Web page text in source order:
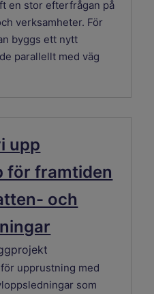
en stor efterfrågan på
verksamheter. För
byggs ett nytt
parallellt med väg
upp
för framtiden
och
upprustning med
som